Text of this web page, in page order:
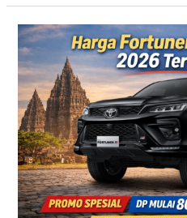
TERBARU
2026!
Harga
Innova
Reborn
Diesel
Yogyakarta
–
Promo